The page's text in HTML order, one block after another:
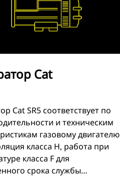
Cat
Cat SR5 соответствует по
и техническим
газовому двигателю
класса H, работа при
класса F для
срока службы